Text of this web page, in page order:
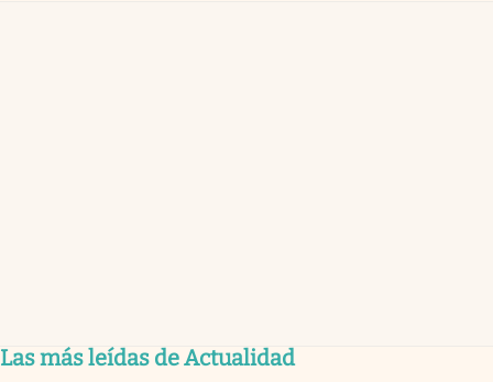
Las más leídas de Actualidad